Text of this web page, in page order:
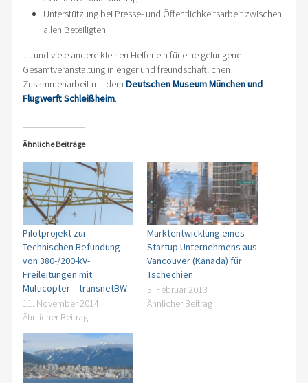
Unterstützung bei Presse- und Öffentlichkeitsarbeit zwischen
allen Beteiligten
… und viele andere kleinen Helferlein für eine gelungene
Gesamtveranstaltung in enger und freundschaftlichen
Zusammenarbeit mit dem Deutschen Museum München und
Flugwerft Schleißheim.
Ähnliche Beiträge
Pilotprojekt zur
Technischen Befundung
von 380-/200-kV-
Freileitungen mit
Multicopter – transnetBW
11. November 2014
Ähnlicher Beitrag
Marktentwicklung eines
Startup Unternehmens aus
Vancouver (Kanada) für
Tschechien
3. Februar 2013
Ähnlicher Beitrag